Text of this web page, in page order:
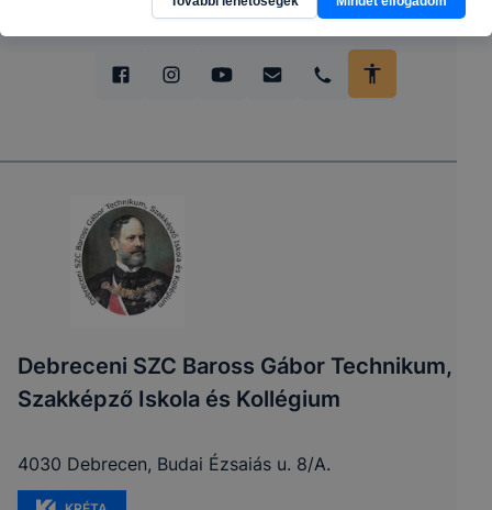
Debreceni SZC Baross Gábor Technikum,
Szakképző Iskola és Kollégium
4030 Debrecen, Budai Ézsaiás u. 8/A.